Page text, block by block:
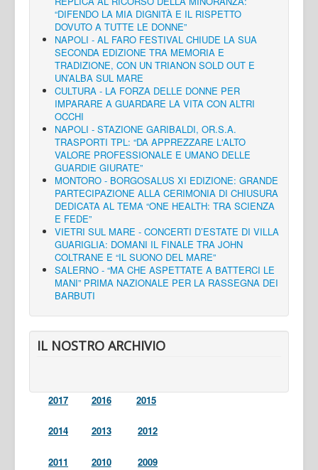
“DIFENDO LA MIA DIGNITÀ E IL RISPETTO
DOVUTO A TUTTE LE DONNE”
NAPOLI - AL FARO FESTIVAL CHIUDE LA SUA
SECONDA EDIZIONE TRA MEMORIA E
TRADIZIONE, CON UN TRIANON SOLD OUT E
UN’ALBA SUL MARE
CULTURA - LA FORZA DELLE DONNE PER
IMPARARE A GUARDARE LA VITA CON ALTRI
OCCHI
NAPOLI - STAZIONE GARIBALDI, OR.S.A.
TRASPORTI TPL: “DA APPREZZARE L'ALTO
VALORE PROFESSIONALE E UMANO DELLE
GUARDIE GIURATE”
MONTORO - BORGOSALUS XI EDIZIONE: GRANDE
PARTECIPAZIONE ALLA CERIMONIA DI CHIUSURA
DEDICATA AL TEMA “ONE HEALTH: TRA SCIENZA
E FEDE”
VIETRI SUL MARE - CONCERTI D’ESTATE DI VILLA
GUARIGLIA: DOMANI IL FINALE TRA JOHN
COLTRANE E “IL SUONO DEL MARE”
SALERNO - “MA CHE ASPETTATE A BATTERCI LE
MANI” PRIMA NAZIONALE PER LA RASSEGNA DEI
BARBUTI
IL NOSTRO ARCHIVIO
2017 2016 2015
2014 2013 2012
2011 2010 2009